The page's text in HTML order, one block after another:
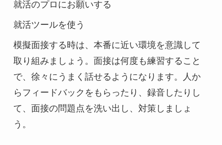
就活のプロにお願いする
就活ツールを使う
模擬面接する時は、本番に近い環境を意識して
取り組みましょう。面接は何度も練習すること
で、徐々にうまく話せるようになります。人か
らフィードバックをもらったり、録音したりし
て、面接の問題点を洗い出し、対策しましょ
う。